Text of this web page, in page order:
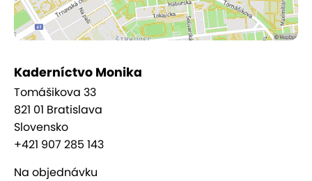
Kaderníctvo Monika
Tomášikova 33
821 01 Bratislava
Slovensko
+421 907 285 143
Na objednávku